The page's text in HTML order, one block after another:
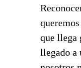
que llega
llegado a